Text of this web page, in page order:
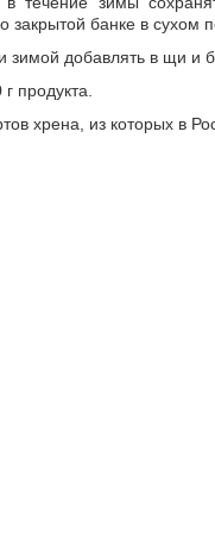
закрытой банке в сухом
зимой добавлять в щи и
продукта.
хрена, из которых в